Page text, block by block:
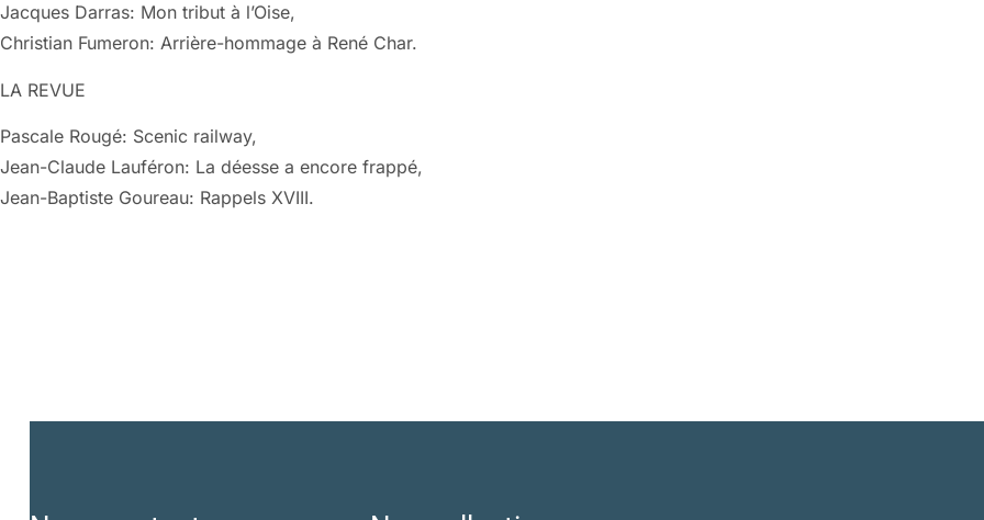
Jacques Darras: Mon tribut à l’Oise,
Christian Fumeron: Arrière-hommage à René Char.
LA REVUE
Pascale Rougé: Scenic railway,
Jean-Claude Lauféron: La déesse a encore frappé,
Jean-Baptiste Goureau: Rappels XVIII.